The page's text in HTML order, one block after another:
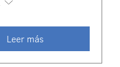
Leer más